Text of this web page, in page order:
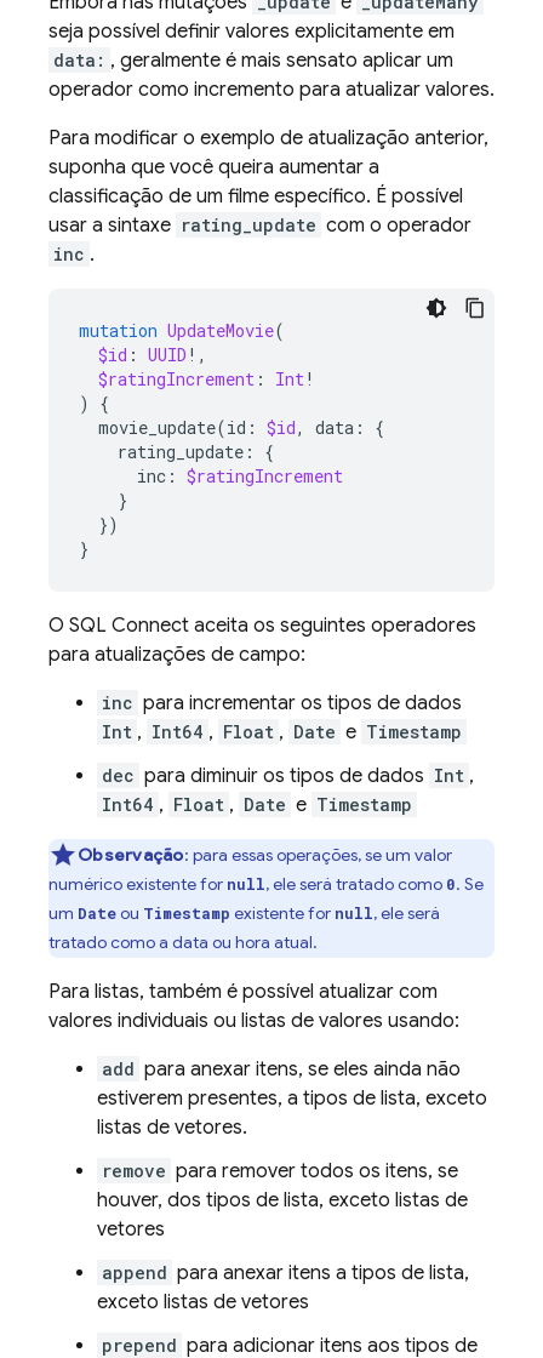
seja possível definir valores explicitamente em
data: , geralmente é mais sensato aplicar um
operador como incremento para atualizar valores.
Para modificar o exemplo de atualização anterior,
suponha que você queira aumentar a
classificação de um filme específico. É possível
usar a sintaxe rating_update com o operador
inc .
mutation UpdateMovie(
$id : UUID !,
$ratingIncrement : Int!
)
{
movie_update(id : $id, data :
{
rating_update :
{
inc : $ratingIncrement
}
})
}
O SQL Connect aceita os seguintes operadores
para atualizações de campo:
inc para incrementar os tipos de dados
Int , Int64 , Float , Date e Timestamp
dec para diminuir os tipos de dados Int ,
Int64 , Float , Date e Timestamp
Observação: para essas operações, se um valor
numérico existente for null, ele será tratado como 0. Se
um Dateou Timestamp existente for null, ele será
tratado como a data ou hora atual.
Para listas, também é possível atualizar com
valores individuais ou listas de valores usando:
add para anexar itens, se eles ainda não
estiverem presentes, a tipos de lista, exceto
listas de vetores.
remove para remover todos os itens, se
houver, dos tipos de lista, exceto listas de
vetores
append para anexar itens a tipos de lista,
exceto listas de vetores
prepend para adicionar itens aos tipos de